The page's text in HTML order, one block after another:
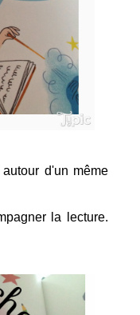
d'un même
la lecture.